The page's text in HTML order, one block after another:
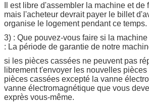
Il est libre d'assembler la machine et de
mais l'acheteur devrait payer le billet
organise le logement pendant ce temps.
3) : Que pouvez-vous faire si la
: La période de garantie de notre
si les pièces cassées ne peuvent pas
librement t'envoyer les nouvelles
pièces cassées excepté la vanne
vanne électromagnétique que vous
exprès vous-même.